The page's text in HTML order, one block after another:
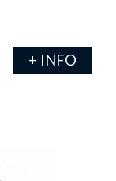
+ INFO